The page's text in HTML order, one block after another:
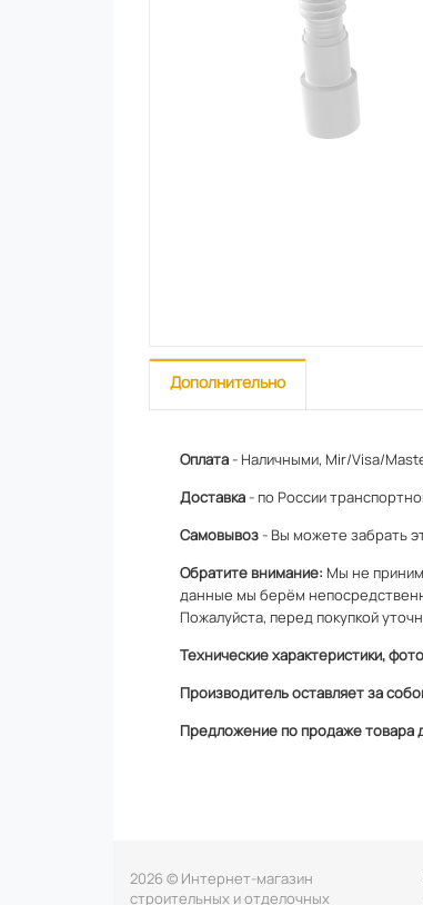
Дополнительно
Оплата- Наличными, Mir/Visa/
Доставка- по России
Самовывоз- Вы можете забрать
Обратите внимание: Мы не
данные мы берём
Пожалуйста, перед покупкой
Технические характеристики,
Производитель оставляет за
Предложение по продаже товара
2026 © Интернет-магазин
строительных и отделочных